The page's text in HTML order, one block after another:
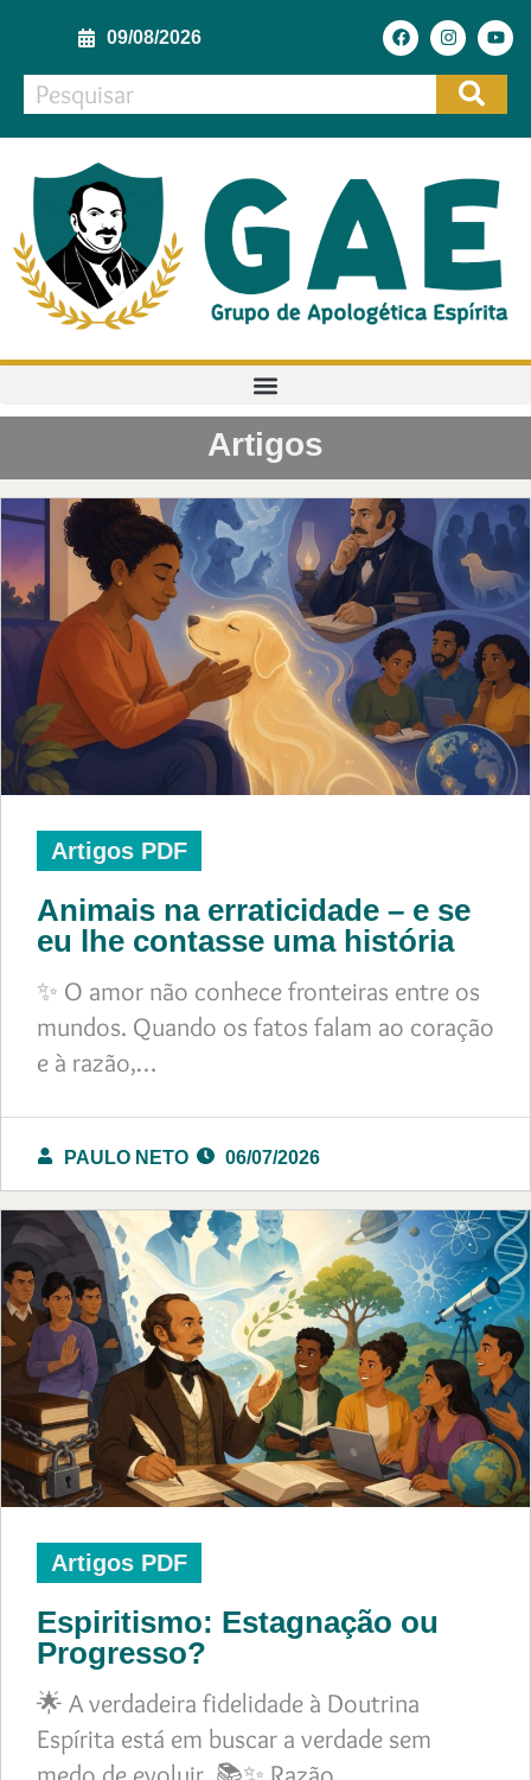
09/08/2026
Artigos
Artigos PDF
Animais na erraticidade – e se
eu lhe contasse uma história
✨ O amor não conhece fronteiras entre os
mundos. Quando os fatos falam ao coração
e à razão,…
PAULO NETO 06/07/2026
Artigos PDF
Espiritismo: Estagnação ou
Progresso?
🌟 A verdadeira fidelidade à Doutrina
Espírita está em buscar a verdade sem